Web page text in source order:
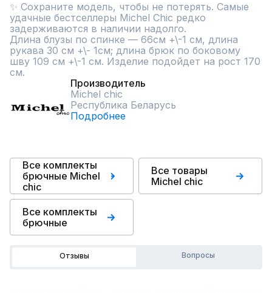
✨ Сохраните модель, чтобы не потерять. Самые
удачные бестселлеры Michel Chic редко
задерживаются в наличии надолго.
Длина блузы по спинке — 66см +\-1 см, длина
рукава 30 см +\- 1см; длина брюк по боковому
шву 109 см +\-1 см. Изделие подойдет на рост 170
см.
Производитель
Michel chic
Республика Беларусь
Подробнее
Все комплекты
брючные Michel
chic
Все товары
Michel chic
Все комплекты
брючные
Отзывы Вопросы